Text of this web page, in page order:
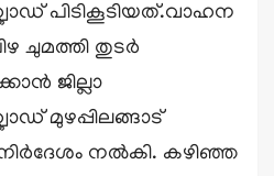
പിടികൂടിയത്.വാഹന
ചുമത്തി തുടർ
ജില്ലാ
മുഴപ്പിലങ്ങാട്
നൽകി. കഴിഞ്ഞ